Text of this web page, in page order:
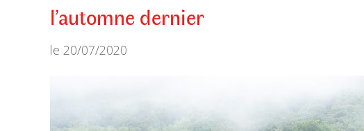
l’automne dernier
le 20/07/2020